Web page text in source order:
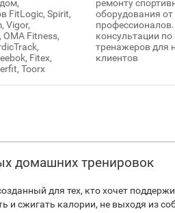
FitLogic, Spirit,
Vigor,
OMA Fitness,
Fitex,
Toorx
ремонту
оборудования от
консультации по
тренажеров для
клиентов
домашних тренировок
для тех, кто хочет
и сжигать калории, не выходя из